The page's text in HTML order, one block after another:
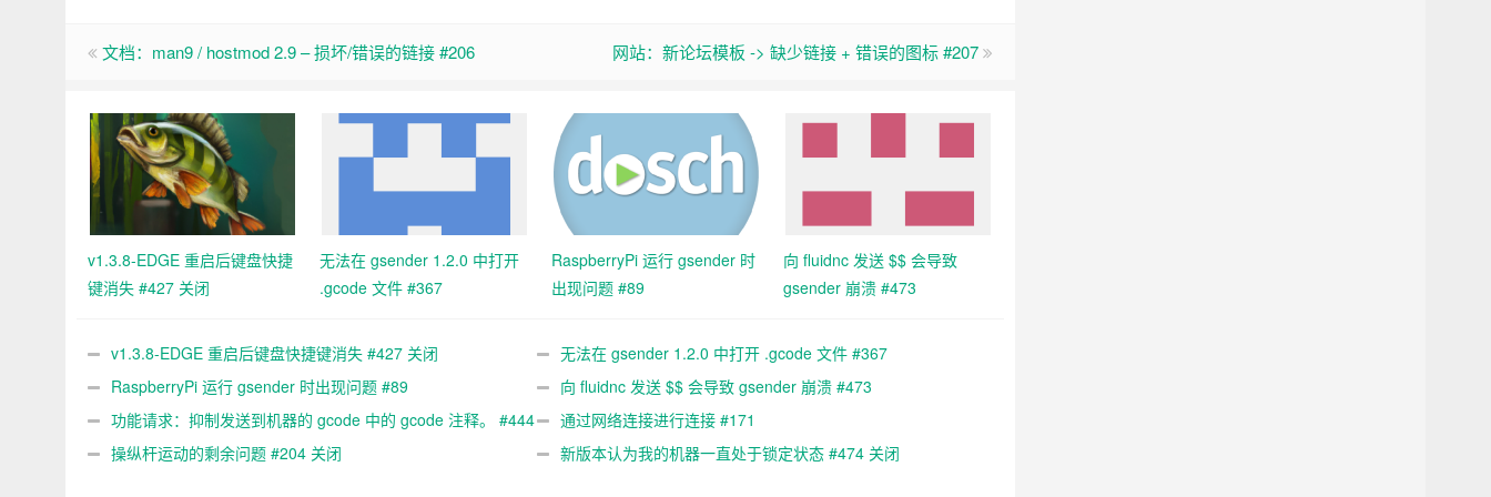
文档：man9 / hostmod 2.9 – 损坏/错误的链接 #206 网站：新论坛模板 -> 缺少链接 + 错误的图标 #207
v1.3.8-EDGE 重启后键盘快捷
键消失 #427 关闭
无法在 gsender 1.2.0 中打开
.gcode 文件 #367
RaspberryPi 运行 gsender 时
出现问题 #89
向 fluidnc 发送 $$ 会导致
gsender 崩溃 #473
v1.3.8-EDGE 重启后键盘快捷键消失 #427 关闭
无法在 gsender 1.2.0 中打开 .gcode 文件 #367
RaspberryPi 运行 gsender 时出现问题 #89
向 fluidnc 发送 $$ 会导致 gsender 崩溃 #473
功能请求：抑制发送到机器的 gcode 中的 gcode 注释。 #444
关闭
通过网络连接进行连接 #171
操纵杆运动的剩余问题 #204 关闭
新版本认为我的机器一直处于锁定状态 #474 关闭